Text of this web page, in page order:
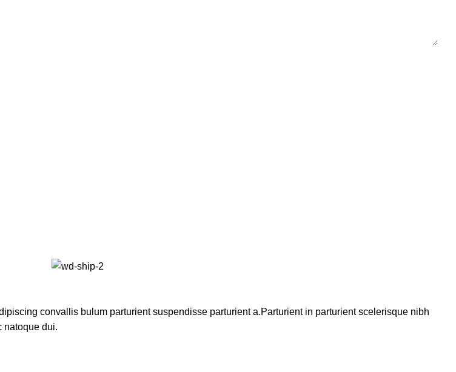
convallis bulum parturient suspendisse parturient a.Parturient in parturient scelerisque nibh
natoque dui.